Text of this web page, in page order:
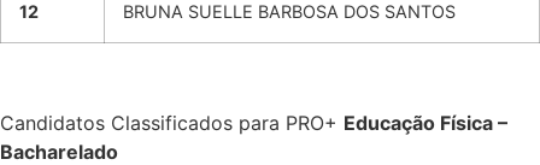
12 BRUNA SUELLE BARBOSA DOS SANTOS
Candidatos Classificados para PRO+ Educação Física –
Bacharelado